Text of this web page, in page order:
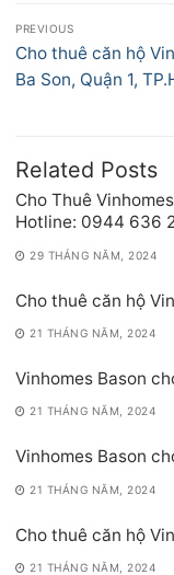
Điều
hướng
bài
PREVIOUS
Previous
post:
Cho thuê căn hộ
Ba Son, Quận 1,
Related Posts
Cho Thuê
Hotline: 0944 636
29 THÁNG NĂM, 2024
Cho thuê căn hộ
21 THÁNG NĂM, 2024
Vinhomes Bason
21 THÁNG NĂM, 2024
Vinhomes Bason
21 THÁNG NĂM, 2024
Cho thuê căn hộ
21 THÁNG NĂM, 2024